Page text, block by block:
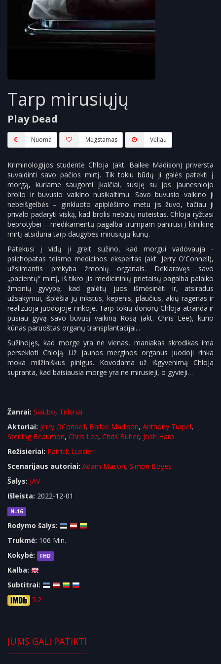
Tarp mirusiųjų
Play Dead
Nuoma Mėgstamas Vėliau
Kriminologijos studentė Chloja (akt. Bailee Madison) priversta
suvaidinti savo pačios mirtį. Tik tokiu būdų ji galės patekti į
morgą, kuriame saugomi įkalčiai, susiję su jos jaunesniojo
brolio ir buvusio vaikino nusikaltimu. Savo buvusio vaikino ji
nebeišgelbės – ginkluoto apiplėšimo metu jis žuvo, tačiau ji
privalo padaryti viską, kad brolis nebūtų nuteistas. Chloja ryžtasi
beprotybei – medikamentų pagalba trumpam panirusi į klinikinę
mirtį atsiduria tarp daugybės mirusiųjų kūnų.
Patekusi į vidų ji greit sužino, kad morgui vadovauja -
psichopatas teismo medicinos ekspertas (akt. Jerry O'Connell),
užsiimantis prekyba žmonių organais. Deklaravęs savo
„pacientų“ mirtį, iš tikro jis medicininių prietaisų pagalba palaiko
žmonių gyvybę, kad galėtų juos išmėsinėti ir, atsiradus
užsakymui, išplėšia jų inkstus, kepenis, plaučius, akių ragenas ir
realizuoja juodojoje rinkoje. Tarp tokių donorų Chloja atranda ir
pusiau gyvą savo buvusį vaikiną Rosą (akt. Chris Lee), kurio
kūnas paruoštas organų transplantacijai...
Sužinojęs, kad morge yra ne vienas, maniakas skrodikas ima
persekioti Chloją. Už jaunos merginos organus juodoji rinka
moka milžiniškus pinigus. Kovodama už išgyvenimą Chloja
supranta, kad baisiausia morge yra ne mirusieji, o gyvieji…
Žanrai: Siaubo, Trileriai
Aktoriai: Jerry OConnell, Bailee Madison, Anthony Turpel,
Sterling Beaumon, Chris Lee, Chris Butler, Josh Harp
Režisieriai: Patrick Lussier
Scenarijaus autoriai: Adam Mason, Simon Boyes
Šalys: JAV
Išleista: 2022-12-01
N-16
Rodymo šalys:
Trukmė: 106 Min.
Kokybė:
FHD
Kalba:
Subtitrai:
5.2
JUMS GALI PATIKTI